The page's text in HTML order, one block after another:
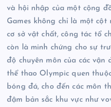
và hội nhập của một cộng
Games không chỉ là một
cơ sở vật chất, công tác tổ
còn là minh chứng cho sự
độ chuyên môn của các vận
thể thao Olympic quen
bóng đá, cho đến các môn
đậm bản sắc khu vực như